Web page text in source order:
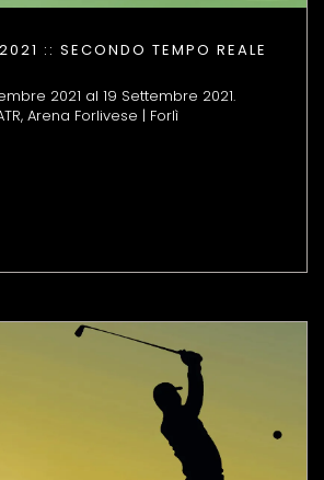
:: SECONDO TEMPO REALE
2021 al 19 Settembre 2021.
Arena Forlivese | Forlì